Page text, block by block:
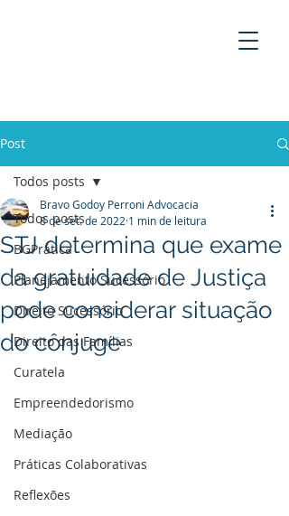
Post
Todos posts
BGPrática
Planejamento Sucessório
Direito Sucessório
Direito das Famílias
Curatela
Empreendedorismo
Mediaçāo
Práticas Colaborativas
Reflexões
Todos posts
STJ determina que exame
da gratuidade de Justiça
pode considerar situação
do cônjuge
Bravo Godoy Perroni Advocacia
8 de set. de 2022 1 min de leitura